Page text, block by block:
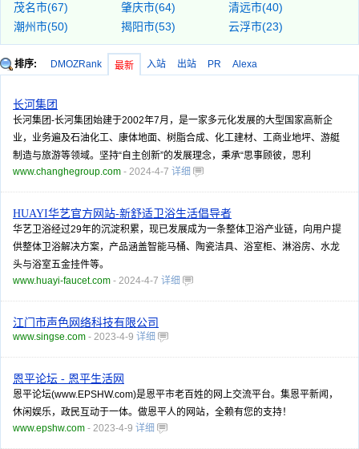
茂名市(67)
肇庆市(64)
清远市(40)
潮州市(50)
揭阳市(53) 云浮市(23)
排序: DMOZRank 最新 入站 出站 PR Alexa
长河集团
长河集团-长河集团始建于2002年7月，是一家多元化发展的大型国家高新企
业，业务遍及石油化工、康体地面、树脂合成、化工建材、工商业地坪、游艇
制造与旅游等领域。坚持“自主创新”的发展理念，秉承“思事顾彼，思利
www.changhegroup.com - 2024-4-7 详细
HUAYI华艺官方网站-新舒适卫浴生活倡导者
华艺卫浴经过29年的沉淀积累，现已发展成为一条整体卫浴产业链，向用户提
供整体卫浴解决方案，产品涵盖智能马桶、陶瓷洁具、浴室柜、淋浴房、水龙
头与浴室五金挂件等。
www.huayi-faucet.com - 2024-4-7 详细
江门市声色网络科技有限公司
www.singse.com - 2023-4-9 详细
恩平论坛 - 恩平生活网
恩平论坛(www.EPSHW.com)是恩平市老百姓的网上交流平台。集恩平新闻，
休闲娱乐，政民互动于一体。做恩平人的网站，全赖有您的支持！
www.epshw.com - 2023-4-9 详细